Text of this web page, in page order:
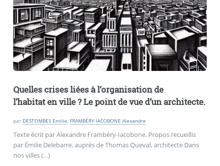
Quelles crises liées à l’organisation de
l’habitat en ville? Le point de vue d’un architecte.
par DESTOMBES Emilie, FRAMBÉRY-IACOBONE Alexandre
Texte écrit par Alexandre Frambéry-Iacobone. Propos recueillis
par Émilie Delebarre, auprès de Thomas Queval, architecte Dans
nos villes (…)